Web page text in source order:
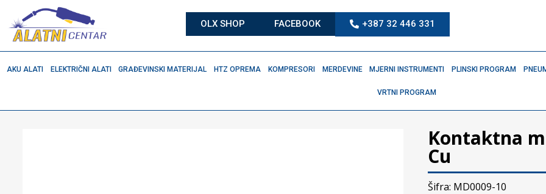
OLX SHOP FACEBOOK +387 32 446 331
AKU ALATI ELEKTRIČNI ALATI GRAĐEVINSKI MATERIJAL HTZ OPREMA KOMPRESORI MERDEVINE MJERNI INSTRUMENTI PLINSKI PROGRAM
VRTNI PROGRAM
Kontaktna
Cu
Šifra: MD0009-10